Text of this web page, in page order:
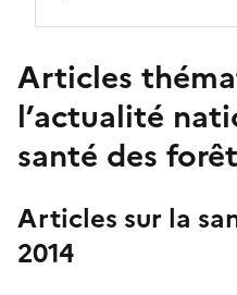
Articles
l’actualité
santé des
Articles sur la
2014